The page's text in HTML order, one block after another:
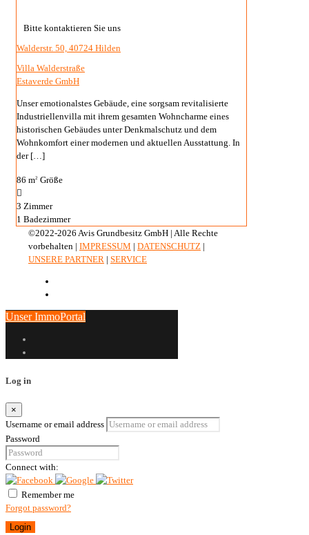
Bitte kontaktieren Sie uns
Walderstr. 50, 40724 Hilden
Villa Walderstraße
Estaverde GmbH
Unser emotionalstes Gebäude, eine sorgsam revitalisierte
Industriellenvilla mit ihrem gesamten Wohncharme eines
historischen Gebäudes unter Denkmalschutz und dem
Wohnkomfort einer modernen und aktuellen Ausstattung. In
der[…]
86 m2 Größe
3 Zimmer
1 Badezimmer
©2022-2026 Avis Grundbesitz GmbH | Alle Rechte
vorbehalten | IMPRESSUM | DATENSCHUTZ |
UNSERE PARTNER | SERVICE
Unser ImmoPortal
Log in
×
Username or email address
Password
Connect with:
Remember me
Forgot password?
Login